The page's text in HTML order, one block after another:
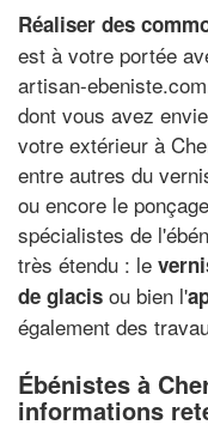
Réaliser des
est à votre portée
artisan-
dont vous avez
votre extérieur à
entre autres du
ou encore le
spécialistes de
très étendu : le
de glacis ou bien l'
également des
Ébénistes à
informations